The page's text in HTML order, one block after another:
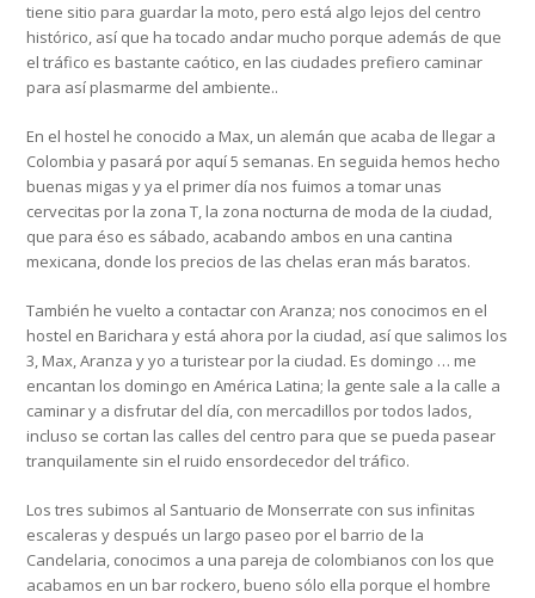
tiene sitio para guardar la moto, pero está algo lejos del centro
histórico, así que ha tocado andar mucho porque además de que
el tráfico es bastante caótico, en las ciudades prefiero caminar
para así plasmarme del ambiente..
En el hostel he conocido a Max, un alemán que acaba de llegar a
Colombia y pasará por aquí 5 semanas. En seguida hemos hecho
buenas migas y ya el primer día nos fuimos a tomar unas
cervecitas por la zona T, la zona nocturna de moda de la ciudad,
que para éso es sábado, acabando ambos en una cantina
mexicana, donde los precios de las chelas eran más baratos.
También he vuelto a contactar con Aranza; nos conocimos en el
hostel en Barichara y está ahora por la ciudad, así que salimos los
3, Max, Aranza y yo a turistear por la ciudad. Es domingo … me
encantan los domingo en América Latina; la gente sale a la calle a
caminar y a disfrutar del día, con mercadillos por todos lados,
incluso se cortan las calles del centro para que se pueda pasear
tranquilamente sin el ruido ensordecedor del tráfico.
Los tres subimos al Santuario de Monserrate con sus infinitas
escaleras y después un largo paseo por el barrio de la
Candelaria, conocimos a una pareja de colombianos con los que
acabamos en un bar rockero, bueno sólo ella porque el hombre